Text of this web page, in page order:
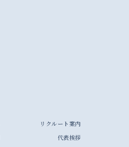
リクルート案内
代表挨拶